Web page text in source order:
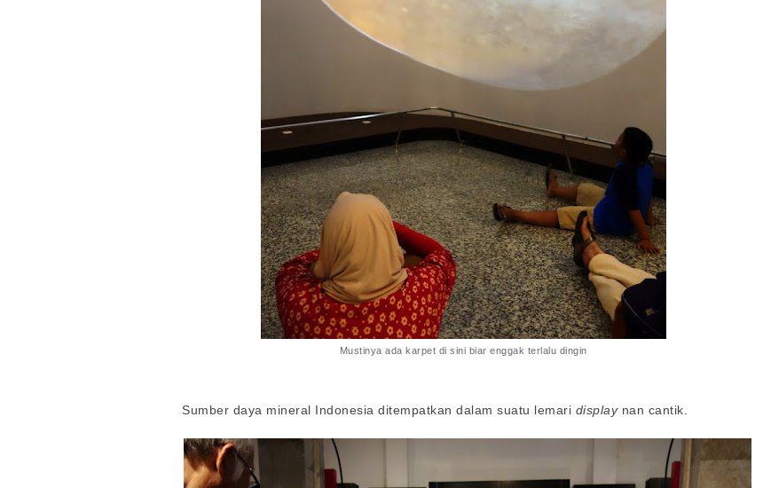
Mustinya ada karpet di sini biar enggak terlalu dingin
Sumber daya mineral Indonesia ditempatkan dalam suatu lemari display nan cantik.